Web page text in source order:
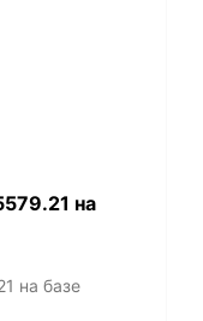
на
на базе